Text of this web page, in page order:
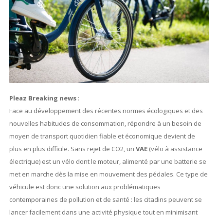
Pleaz Breaking news:
Face au développement des récentes normes écologiques et des
nouvelles habitudes de consommation, répondre à un besoin de
moyen de transport quotidien fiable et économique devient de
plus en plus difficile. Sans rejet de CO2, un VAE(vélo à assistance
électrique) est un vélo dont le moteur, alimenté par une batterie se
met en marche dès la mise en mouvement des pédales. Ce type de
véhicule est donc une solution aux problématiques
contemporaines de pollution et de santé : les citadins peuvent se
lancer facilement dans une activité physique tout en minimisant